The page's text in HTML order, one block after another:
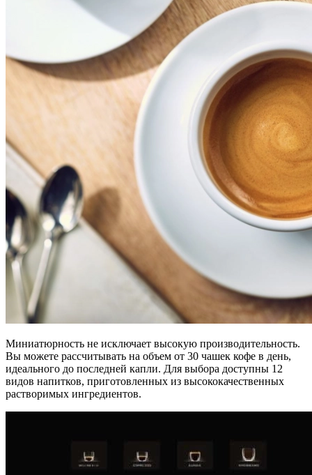
Миниатюрность не исключает высокую производительность.
Вы можете рассчитывать на объем от 30 чашек кофе в день,
идеального до последней капли. Для выбора доступны 12
видов напитков, приготовленных из высококачественных
растворимых ингредиентов.